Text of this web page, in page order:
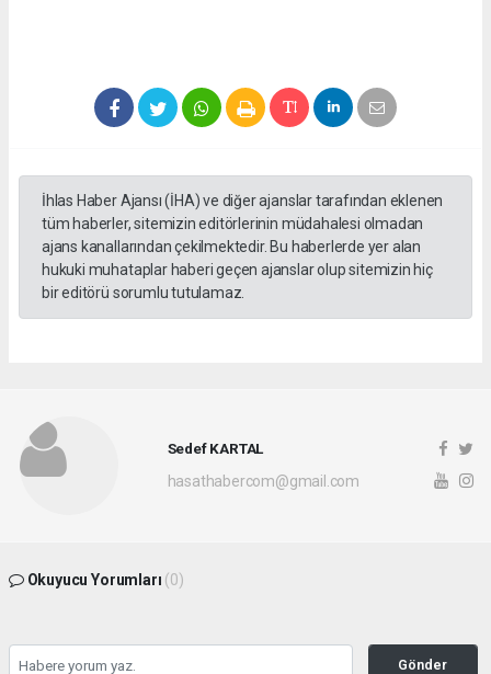
İhlas Haber Ajansı (İHA) ve diğer ajanslar tarafından eklenen
tüm haberler, sitemizin editörlerinin müdahalesi olmadan
ajans kanallarından çekilmektedir. Bu haberlerde yer alan
hukuki muhataplar haberi geçen ajanslar olup sitemizin hiç
bir editörü sorumlu tutulamaz.
Sedef KARTAL
hasathabercom@gmail.com
Okuyucu Yorumları (0)
Gönder